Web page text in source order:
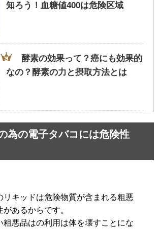
知ろう！血糖値400は危険区域
酵素の効果って？癌にも効果的
なの？酵素の力と摂取方法とは
会社の先輩の正しい呼び方～気
になるビジネスマナーと使い分け
鼻の奥が臭い…つまむとにおう
原因は蓄膿症のせいかも!?
為の電子タバコには危険性
リキッドは危険物質が含まれる粗悪
あるからです。
粗悪品はの利用は体を壊すことにな